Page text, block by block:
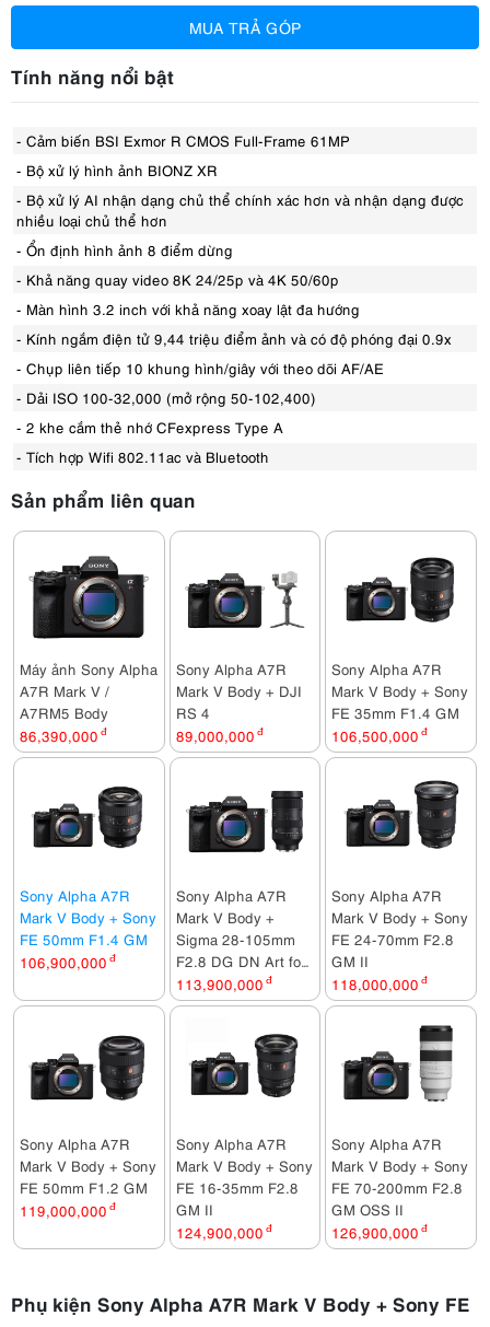
MUA TRẢ GÓP
Tính năng nổi bật
- Cảm biến BSI Exmor R CMOS Full-Frame 61MP
- Bộ xử lý hình ảnh BIONZ XR
- Bộ xử lý AI nhận dạng chủ thể chính xác hơn và nhận dạng được
nhiều loại chủ thể hơn
- Ổn định hình ảnh 8 điểm dừng
- Khả năng quay video 8K 24/25p và 4K 50/60p
- Màn hình 3.2 inch với khả năng xoay lật đa hướng
- Kính ngắm điện tử 9,44 triệu điểm ảnh và có độ phóng đại 0.9x
- Chụp liên tiếp 10 khung hình/giây với theo dõi AF/AE
- Dải ISO 100-32,000 (mở rộng 50-102,400)
- 2 khe cắm thẻ nhớ CFexpress Type A
- Tích hợp Wifi 802.11ac và Bluetooth
Sản phẩm liên quan
Máy ảnh Sony Alpha
A7R Mark V /
A7RM5 Body
86,390,000 đ
Sony Alpha A7R
Mark V Body + DJI
RS 4
89,000,000 đ
Sony Alpha A7R
Mark V Body + Sony
FE 35mm F1.4 GM
106,500,000 đ
Sony Alpha A7R
Mark V Body + Sony
FE 50mm F1.4 GM
106,900,000 đ
Sony Alpha A7R
Mark V Body +
Sigma 28-105mm
F2.8 DG DN Art for
Sony E
113,900,000 đ
Sony Alpha A7R
Mark V Body + Sony
FE 24-70mm F2.8
GM II
118,000,000 đ
Sony Alpha A7R
Mark V Body + Sony
FE 50mm F1.2 GM
119,000,000 đ
Sony Alpha A7R
Mark V Body + Sony
FE 16-35mm F2.8
GM II
124,900,000 đ
Sony Alpha A7R
Mark V Body + Sony
FE 70-200mm F2.8
GM OSS II
126,900,000 đ
Phụ kiện Sony Alpha A7R Mark V Body + Sony FE